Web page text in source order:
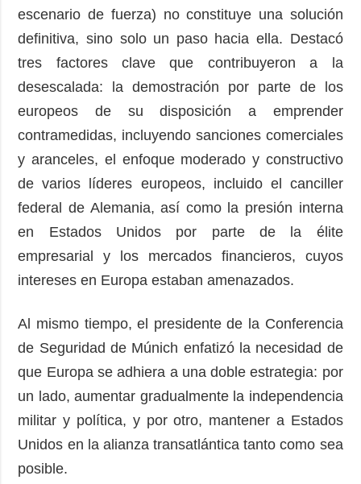
escenario de fuerza) no constituye una solución
definitiva, sino solo un paso hacia ella. Destacó
tres factores clave que contribuyeron a la
desescalada: la demostración por parte de los
europeos de su disposición a emprender
contramedidas, incluyendo sanciones comerciales
y aranceles, el enfoque moderado y constructivo
de varios líderes europeos, incluido el canciller
federal de Alemania, así como la presión interna
en Estados Unidos por parte de la élite
empresarial y los mercados financieros, cuyos
intereses en Europa estaban amenazados.
Al mismo tiempo, el presidente de la Conferencia
de Seguridad de Múnich enfatizó la necesidad de
que Europa se adhiera a una doble estrategia: por
un lado, aumentar gradualmente la independencia
militar y política, y por otro, mantener a Estados
Unidos en la alianza transatlántica tanto como sea
posible.